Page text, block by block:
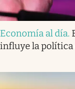
Economía al día.
influye la política